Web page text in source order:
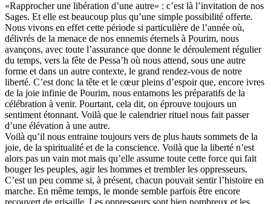
«Rapprocher une libération d’une autre» : c’est là l’invitation de nos
Sages. Et elle est beaucoup plus qu’une simple possibilité offerte.
Nous vivons en effet cette période si particulière de l’année où,
délivrés de la menace de nos ennemis éternels à Pourim, nous
avançons, avec toute l’assurance que donne le déroulement régulier
du temps, vers la fête de Pessa’h où nous attend, sous une autre
forme et dans un autre contexte, le grand rendez-vous de notre
liberté. C’est donc la tête et le cœur pleins d’espoir que, encore ivres
de la joie infinie de Pourim, nous entamons les préparatifs de la
célébration à venir. Pourtant, cela dit, on éprouve toujours un
sentiment étonnant. Voilà que le calendrier rituel nous fait passer
d’une élévation à une autre.
Voilà qu’il nous entraine toujours vers de plus hauts sommets de la
joie, de la spiritualité et de la conscience. Voilà que la liberté n’est
alors pas un vain mot mais qu’elle assume toute cette force qui fait
bouger les peuples, agir les hommes et trembler les oppresseurs.
C’est un peu comme si, à présent, chacun pouvait sentir l’histoire en
marche. En même temps, le monde semble parfois être encore